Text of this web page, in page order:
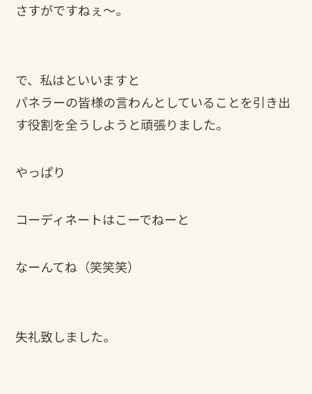
さすがですねぇ～。
で、私はといいますと
パネラーの皆様の言わんとしていることを引き出
す役割を全うしようと頑張りました。
やっぱり
コーディネートはこーでねーと
なーんてね（笑笑笑）
失礼致しました。